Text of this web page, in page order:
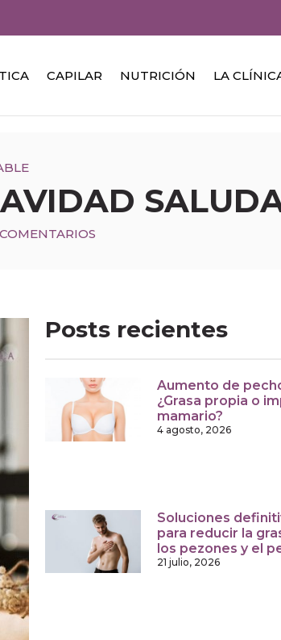
CAPILAR NUTRICIÓN LA
Posts recientes
Aumento de
¿Grasa propia o
mamario?
4 agosto, 2026
Soluciones
para reducir la
los pezones y el
21 julio, 2026